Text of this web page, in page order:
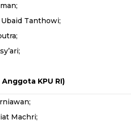
Tanthowi;
KPU RI)
Machri;